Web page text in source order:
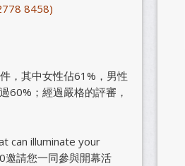
8458)
，其中女性佔61%，男性
60%；經過嚴格的評審，
can illuminate your
請您一同參與開幕活